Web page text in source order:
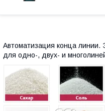
Автоматизация конца линии.
для одно-, двух- и